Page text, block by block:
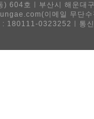
) 604호ㅣ부산시 해운
이메일 무단수
180111-0323252ㅣ통